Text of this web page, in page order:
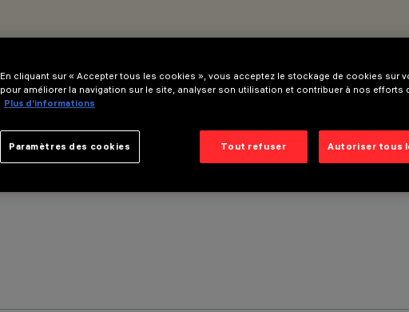
En cliquant sur « Accepter tous les cookies », vous acceptez le stockage de cookies sur
pour améliorer la navigation sur le site, analyser son utilisation et contribuer à nos efforts
Plus d’informations
Tout refuser Autoriser tous
Paramètres des cookies